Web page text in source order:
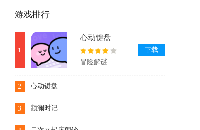
游戏排行
1
心动键盘
冒险解谜
下载
2 心动键盘
3 频澜时记